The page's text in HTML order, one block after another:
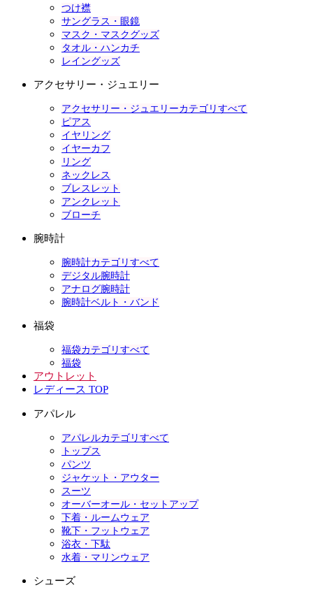
つけ襟
サングラス・眼鏡
マスク・マスクグッズ
タオル・ハンカチ
レイングッズ
アクセサリー・ジュエリー
アクセサリー・ジュエリーカテゴリすべて
ピアス
イヤリング
イヤーカフ
リング
ネックレス
ブレスレット
アンクレット
ブローチ
腕時計
腕時計カテゴリすべて
デジタル腕時計
アナログ腕時計
腕時計ベルト・バンド
福袋
福袋カテゴリすべて
福袋
アウトレット
レディース TOP
アパレル
アパレルカテゴリすべて
トップス
パンツ
ジャケット・アウター
スーツ
オーバーオール・セットアップ
下着・ルームウェア
靴下・フットウェア
浴衣・下駄
水着・マリンウェア
シューズ